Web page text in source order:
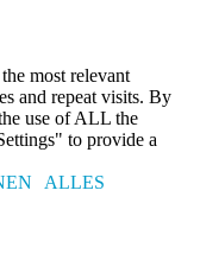
most relevant
and repeat visits. By
use of ALL the
to provide a
ALLES